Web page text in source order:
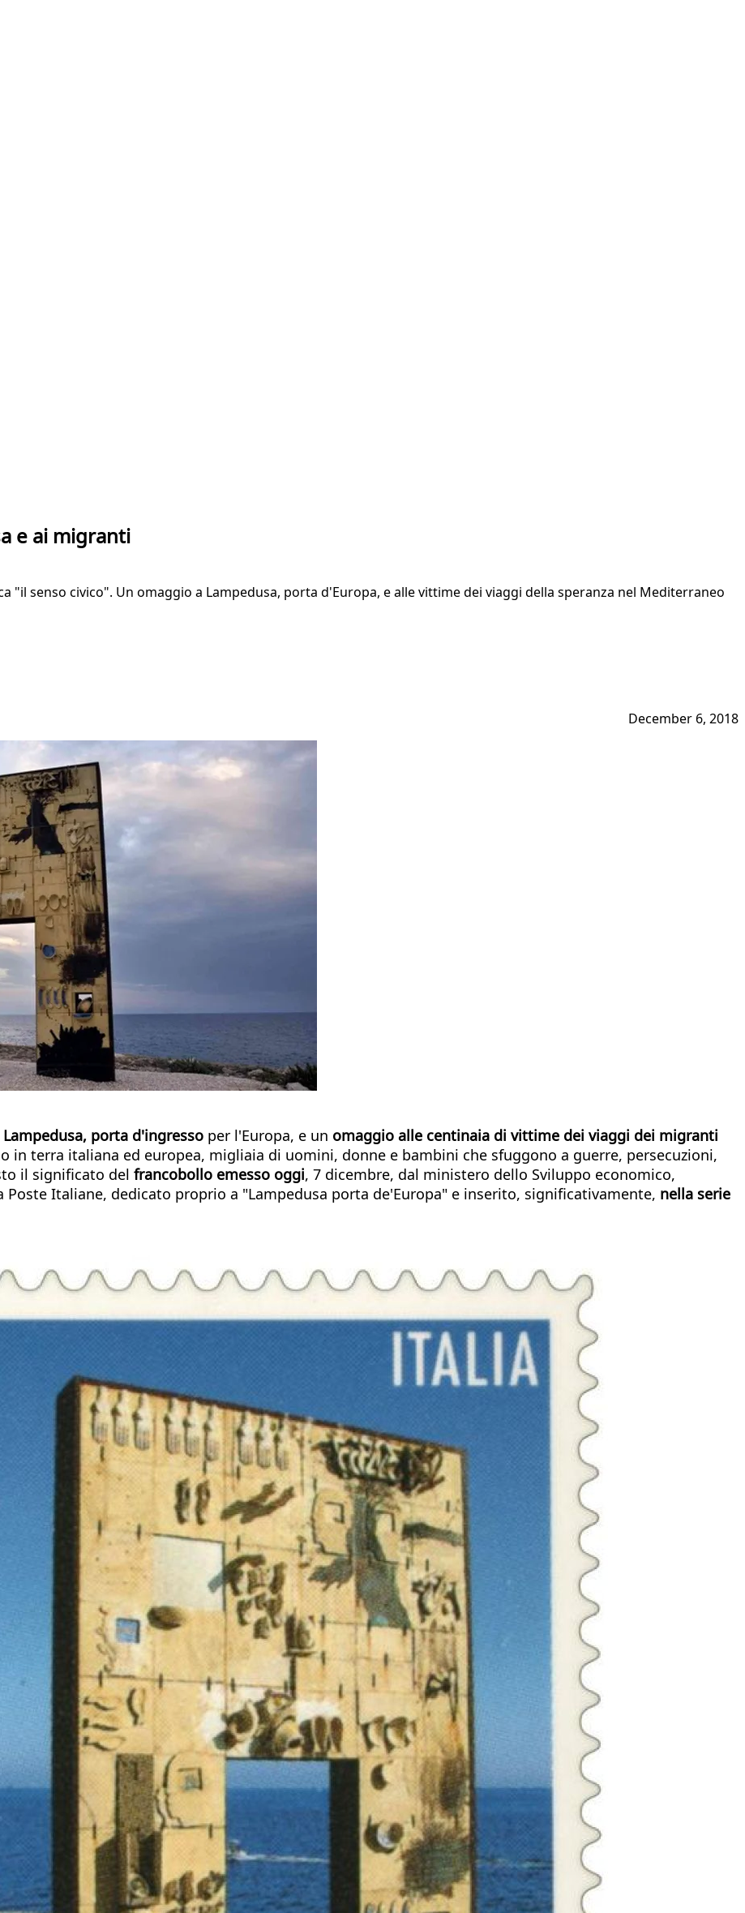
e ai migranti
"il senso civico". Un omaggio a Lampedusa, porta d'Europa, e alle vittime dei viaggi della speranza nel Mediterraneo
December 6, 2018
Lampedusa, porta d'ingresso per l'Europa, e un omaggio alle centinaia di vittime dei viaggi dei migranti
in terra italiana ed europea, migliaia di uomini, donne e bambini che sfuggono a guerre, persecuzioni,
il significato del francobollo emesso oggi, 7 dicembre, dal ministero dello Sviluppo economico,
Italiane, dedicato proprio a "Lampedusa porta de'Europa" e inserito, significativamente, nella serie